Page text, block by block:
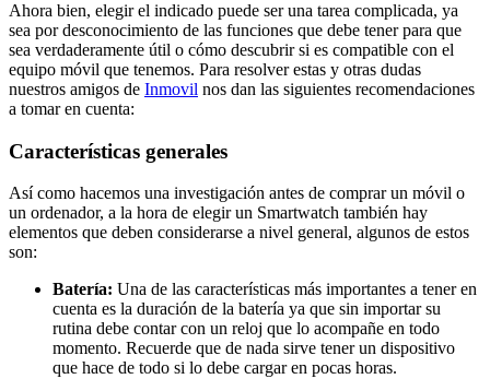
Ahora bien, elegir el indicado puede ser una tarea complicada, ya
sea por desconocimiento de las funciones que debe tener para que
sea verdaderamente útil o cómo descubrir si es compatible con el
equipo móvil que tenemos. Para resolver estas y otras dudas
nuestros amigos de Inmovil nos dan las siguientes recomendaciones
a tomar en cuenta:
Características generales
Así como hacemos una investigación antes de comprar un móvil o
un ordenador, a la hora de elegir un Smartwatch también hay
elementos que deben considerarse a nivel general, algunos de estos
son:
Batería: Una de las características más importantes a tener en
cuenta es la duración de la batería ya que sin importar su
rutina debe contar con un reloj que lo acompañe en todo
momento. Recuerde que de nada sirve tener un dispositivo
que hace de todo si lo debe cargar en pocas horas.